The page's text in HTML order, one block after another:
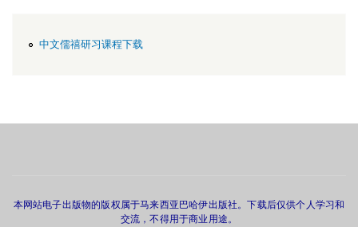
中文儒禧研习课程下载
本网站电子出版物的版权属于马来西亚巴哈伊出版社。下载后仅供个人学习和
交流，不得用于商业用途。